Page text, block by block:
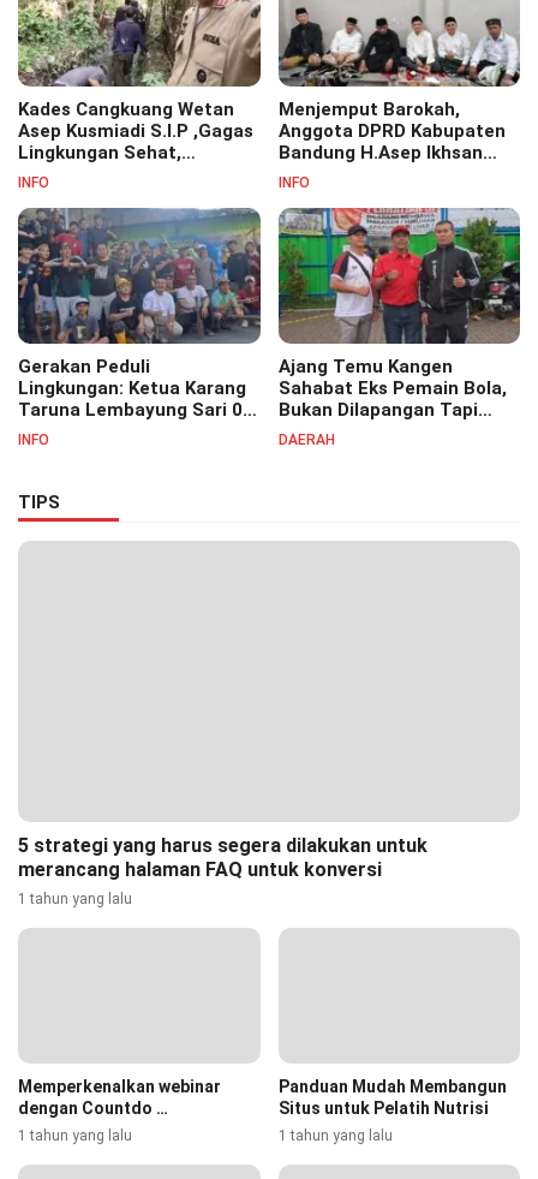
Kades Cangkuang Wetan
Asep Kusmiadi S.I.P ,Gagas
Lingkungan Sehat,
Bersihkan Saluran Air di RW
INFO
Menjemput Barokah,
Anggota DPRD Kabupaten
Bandung H.Asep Ikhsan
S.Pd.M.M Hadiri Haul Akbar
Pesantren Cipasung.
INFO
Gerakan Peduli
Lingkungan: Ketua Karang
Taruna Lembayung Sari 09
Irvan Permana Ajak
INFO
Ajang Temu Kangen
Sahabat Eks Pemain Bola,
Bukan Dilapangan Tapi
Ditongkrongan
DAERAH
TIPS
5 strategi yang harus segera dilakukan untuk
merancang halaman FAQ untuk konversi
1 tahun yang lalu
Memperkenalkan webinar
dengan Countdo …
1 tahun yang lalu
Panduan Mudah Membangun
Situs untuk Pelatih Nutrisi
1 tahun yang lalu